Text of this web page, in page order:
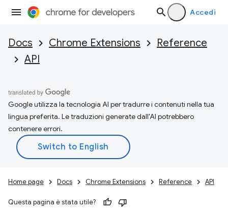
Accedi
Docs Chrome Extensions
Reference
API
Google utilizza la tecnologia AI per tradurre i contenuti nella tua
lingua preferita. Le traduzioni generate dall'AI potrebbero
contenere errori.
Home page Docs Chrome Extensions Reference API
Questa pagina è stata utile?